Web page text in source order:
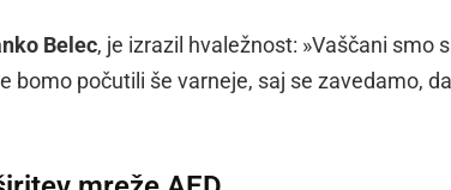
Belec, je izrazil hvaležnost: »Vaščani smo
bomo počutili še varneje, saj se zavedamo,